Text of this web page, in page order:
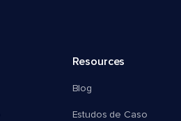
Resources
Blog
Estudos de Caso